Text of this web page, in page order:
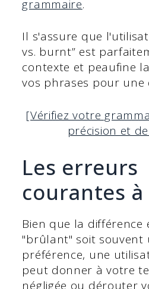
grammaire.
Il s'assure que
vs. burnt” est
contexte et peaufine
vos phrases pour une
[Vérifiez votre
précision et
Les erreurs
courantes
Bien que la
"brûlant" soit souvent
préférence, une
peut donner à votre
négligée ou dérouter